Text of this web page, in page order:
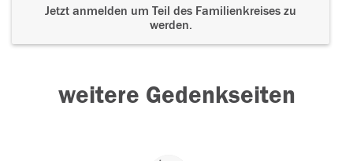
Jetzt anmelden um Teil des Familienkreises zu
werden.
weitere Gedenkseiten